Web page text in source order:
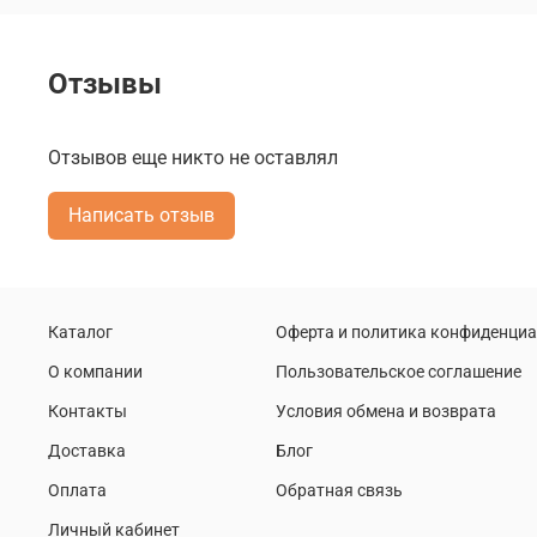
Отзывы
Отзывов еще никто не оставлял
Написать отзыв
Каталог
О компании
Контакты
Доставка
Оплата
Личный кабинет
Оферта и политика
Пользовательское соглашение
Условия обмена и возврата
Блог
Обратная связь